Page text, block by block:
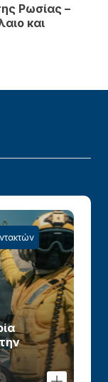
Ρωσίας –
και